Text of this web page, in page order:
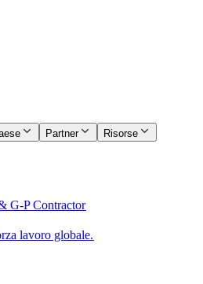
Partner​​
Risorse​​
G-P Contractor​​
lavoro globale.​​